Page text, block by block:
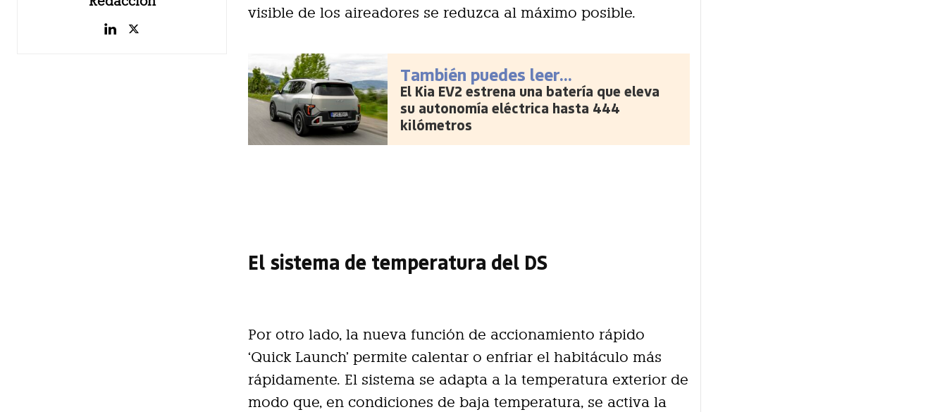
visible de los aireadores se reduzca al máximo posible.
También puedes leer...
El Kia EV2 estrena una batería que eleva
su autonomía eléctrica hasta 444
kilómetros
El sistema de temperatura del DS
Por otro lado, la nueva función de accionamiento rápido
‘Quick Launch’ permite calentar o enfriar el habitáculo más
rápidamente. El sistema se adapta a la temperatura exterior de
modo que, en condiciones de baja temperatura, se activa la